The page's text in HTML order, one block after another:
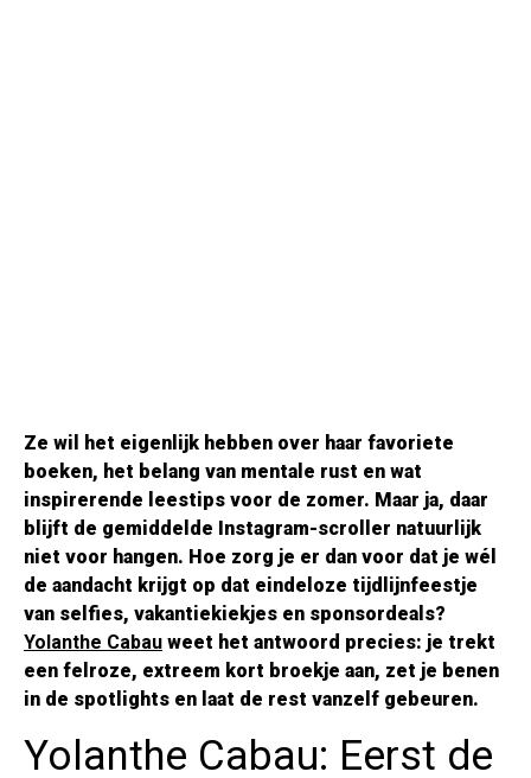
Ze wil het eigenlijk hebben over haar favoriete
boeken, het belang van mentale rust en wat
inspirerende leestips voor de zomer. Maar ja, daar
blijft de gemiddelde Instagram-scroller natuurlijk
niet voor hangen. Hoe zorg je er dan voor dat je wél
de aandacht krijgt op dat eindeloze tijdlijnfeestje
van selfies, vakantiekiekjes en sponsordeals?
Yolanthe Cabau weet het antwoord precies: je trekt
een felroze, extreem kort broekje aan, zet je benen
in de spotlights en laat de rest vanzelf gebeuren.
Yolanthe Cabau: Eerst de